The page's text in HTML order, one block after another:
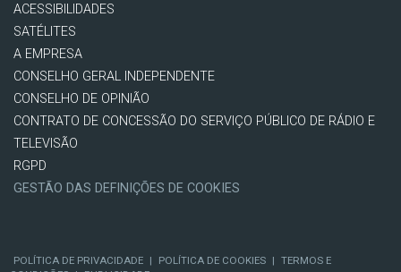
ACESSIBILIDADES
SATÉLITES
A EMPRESA
CONSELHO GERAL INDEPENDENTE
CONSELHO DE OPINIÃO
CONTRATO DE CONCESSÃO DO SERVIÇO PÚBLICO DE RÁDIO E
TELEVISÃO
RGPD
GESTÃO DAS DEFINIÇÕES DE COOKIES
POLÍTICA DE PRIVACIDADE | POLÍTICA DE COOKIES | TERMOS E